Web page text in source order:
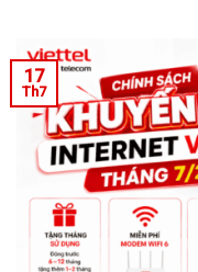
17
Th7